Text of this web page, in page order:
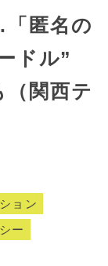
匿名の
ドル”
関西テ
ョン
ー